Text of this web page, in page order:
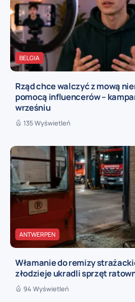
BELGIA
Rząd chce walczyć z mową
pomocą influencerów –
wrześniu
135 Wyświetleń
ANTWERPEN
Włamanie do remizy
złodzieje ukradli sprzęt
94 Wyświetleń